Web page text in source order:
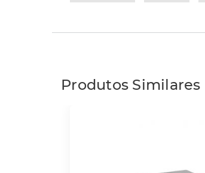
Produtos Similares